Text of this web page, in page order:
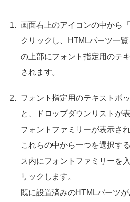
画面右上のアイコンの中から
クリックし、HTMLパーツ一
の上部にフォント指定用のテ
されます。
フォント指定用のテキストボ
と、ドロップダウンリストが
フォントファミリーが表示され
これらの中から一つを選択す
ス内にフォントファミリーを
リックします。
既に設置済みのHTMLパーツ